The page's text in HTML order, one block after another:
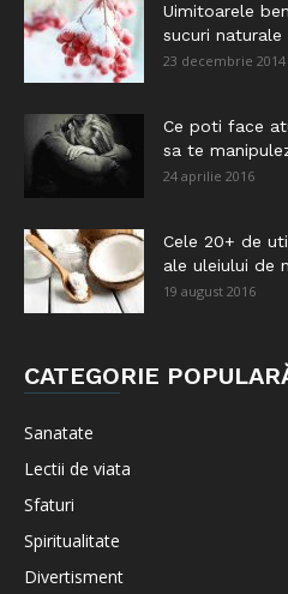
Uimitoarele
sucuri
23 decembrie 2014
Ce poti face
sa te
24 aprilie 2016
Cele 20+ de
ale uleiului de
19 august 2016
CATEGORIE
Sanatate
Lectii de viata
Sfaturi
Spiritualitate
Divertisment